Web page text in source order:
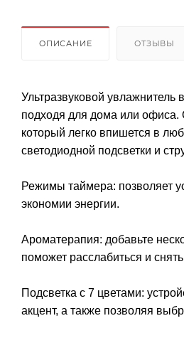
ОПИСАНИЕ ОТЗЫВЫ
Ультразвуковой увлажнитель
подходя для дома или офиса.
который легко впишется в
светодиодной подсветки и
Режимы таймера: позволяет
экономии энергии.
Ароматерапия: добавьте
поможет расслабиться и снять
Подсветка с 7 цветами:
акцент, а также позволяя